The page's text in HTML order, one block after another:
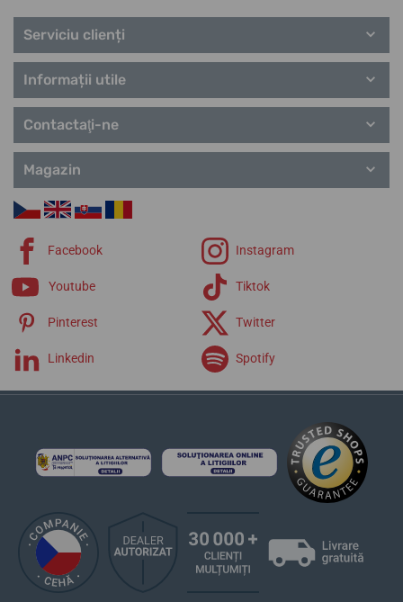
Serviciu clienți
Informații utile
Contactaţi-ne
Magazin
Facebook Instagram
Youtube Tiktok
Pinterest Twitter
Linkedin Spotify